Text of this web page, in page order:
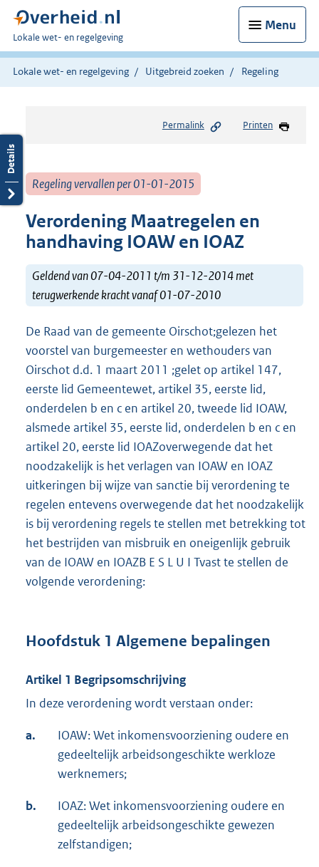
Menu
U
bent
hier:
Lokale wet- en regelgeving
Lokale wet- en regelgeving Uitgebreid zoeken Regeling
Permalink Printen
Regeling vervallen per 01-01-2015
Verordening Maatregelen en
handhaving IOAW en IOAZ
Geldend van 07-04-2011 t/m 31-12-2014 met
terugwerkende kracht vanaf 01-07-2010
De Raad van de gemeente Oirschot;gelezen het
voorstel van burgemeester en wethouders van
Oirschot d.d. 1 maart 2011 ;gelet op artikel 147,
eerste lid Gemeentewet, artikel 35, eerste lid,
onderdelen b en c en artikel 20, tweede lid IOAW,
alsmede artikel 35, eerste lid, onderdelen b en c en
artikel 20, eerste lid IOAZoverwegende dat het
noodzakelijk is het verlagen van IOAW en IOAZ
uitkeringen bij wijze van sanctie bij verordening te
regelen entevens overwegende dat het noodzakelijk
is bij verordening regels te stellen met betrekking tot
het bestrijden van misbruik en oneigenlijk gebruik
van de IOAW en IOAZB E S L U I Tvast te stellen de
volgende verordening:
Hoofdstuk 1 Algemene bepalingen
Artikel 1 Begripsomschrijving
In deze verordening wordt verstaan onder:
a.
IOAW: Wet inkomensvoorziening oudere en
gedeeltelijk arbeidsongeschikte werkloze
werknemers;
b.
IOAZ: Wet inkomensvoorziening oudere en
gedeeltelijk arbeidsongeschikte gewezen
zelfstandigen;